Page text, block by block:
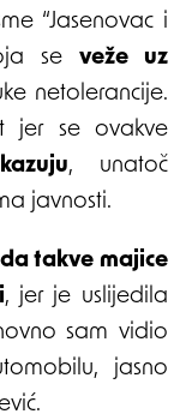
“Jasenovac i
se veže uz
netolerancije.
jer se ovakve
, unatoč
javnosti.
takve majice
, jer je uslijedila
sam vidio
jasno